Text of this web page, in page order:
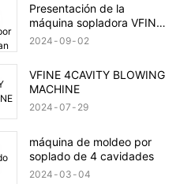
Presentación de la
máquina sopladora VFINE
de 6 cavidades de alta
Machinery Co., Ltd.
2024 09 02
VFINE 4CAVITY BLOWING
MACHINE
2024 07 29
máquina de moldeo por
soplado de 4 cavidades
2024 03 04